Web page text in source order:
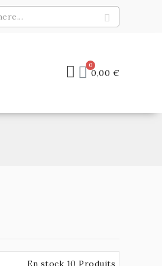
0,00 €
En stock 10 Produits